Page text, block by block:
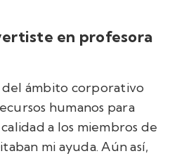
en profesora
ámbito corporativo
humanos para
a los miembros de
mi ayuda. Aún así,